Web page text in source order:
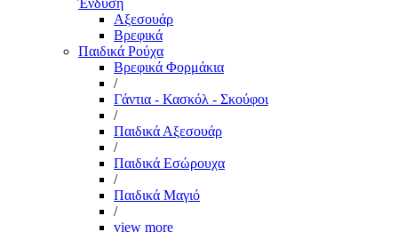
Ένδυση
Αξεσουάρ
Βρεφικά
Παιδικά Ρούχα
Βρεφικά Φορμάκια
/
Γάντια - Κασκόλ - Σκούφοι
/
Παιδικά Αξεσουάρ
/
Παιδικά Εσώρουχα
/
Παιδικά Μαγιό
/
view more